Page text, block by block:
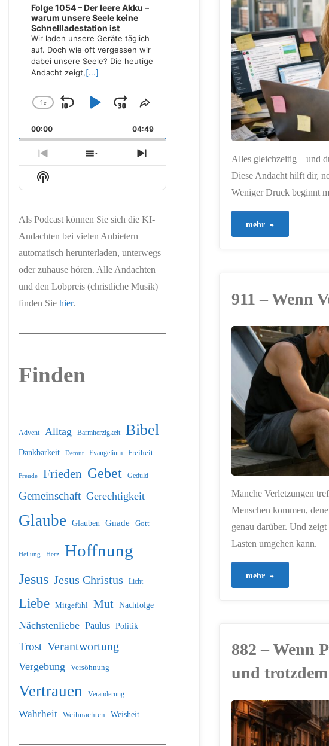
Alles gleichzeitig – und
Diese Andacht hilft dir,
Weniger Druck beginnt
mehr "929
alles
gleichzeitig
an
dir
zieht"
911 – Wenn
Manche Verletzungen
Menschen kommen,
genau darüber. Und
Lasten umgehen kann.
mehr "911
Vertrauen
zerbricht"
882 – Wenn
und
Folge 1054 – Der leere Akku –
warum unsere Seele keine
Schnellladestation ist
Wir laden unsere Geräte täglich
auf. Doch wie oft vergessen wir
dabei unsere Seele? Die heutige
Andacht zeigt,[...]
Change
Rate
1x
Skip
Backward
Play
Pause
Jump
Forward
Share
Episode
00:00 04:49
Previous
Episode
Show
Episodes
Next
Episode
Show
Podcast
Als Podcast können Sie sich die KI-
Andachten bei vielen Anbietern
automatisch herunterladen, unterwegs
oder zuhause hören. Alle Andachten
und den Lobpreis (christliche Musik)
finden Sie hier.
Finden
Advent Alltag Barmherzigkeit Bibel
Dankbarkeit Demut Evangelium Freiheit
Freude Frieden Gebet Geduld
Gemeinschaft Gerechtigkeit
Glaube Glauben Gnade Gott
Heilung Herz Hoffnung
Jesus Jesus Christus Licht
Liebe Mitgefühl Mut Nachfolge
Nächstenliebe Paulus Politik
Trost Verantwortung
Vergebung Versöhnung
Vertrauen Veränderung
Wahrheit Weihnachten Weisheit